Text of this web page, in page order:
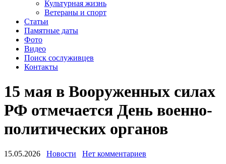
Культурная жизнь
Ветераны и спорт
Статьи
Памятные даты
Фото
Видео
Поиск сослуживцев
Контакты
15 мая в Вооруженных силах
РФ отмечается День военно-
политических органов
15.05.2026 Новости Нет комментариев